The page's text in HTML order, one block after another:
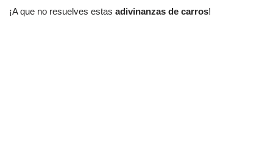
¡A que no resuelves estas adivinanzas de carros!